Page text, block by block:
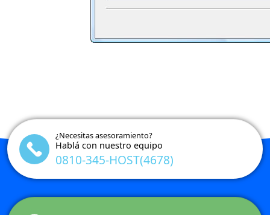
¿Necesitas asesoramiento?
Hablá con nuestro equipo
0810-345-HOST(4678)